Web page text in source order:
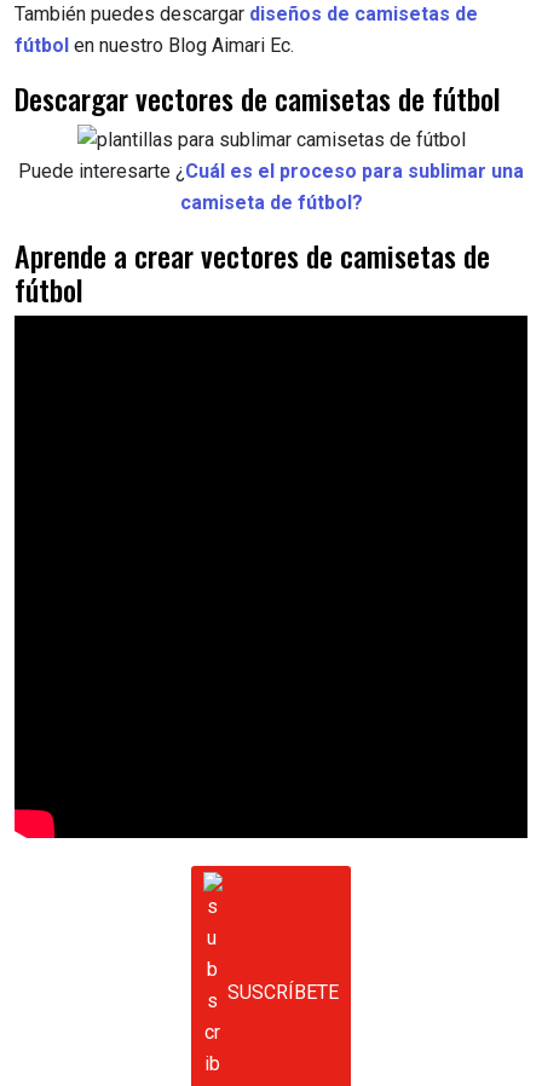
También puedes descargar diseños de camisetas de
fútbol en nuestro Blog Aimari Ec.
Descargar vectores de camisetas de fútbol
Puede interesarte ¿ Cuál es el proceso para sublimar una
camiseta de fútbol?
Aprende a crear vectores de camisetas de
fútbol
SUSCRÍBETE